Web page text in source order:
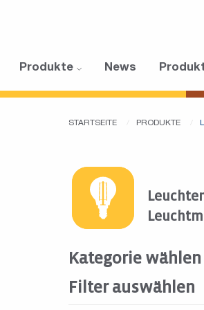
Produkte News
STARTSEITE PRODUKTE
Kategorie wählen
Filter auswählen